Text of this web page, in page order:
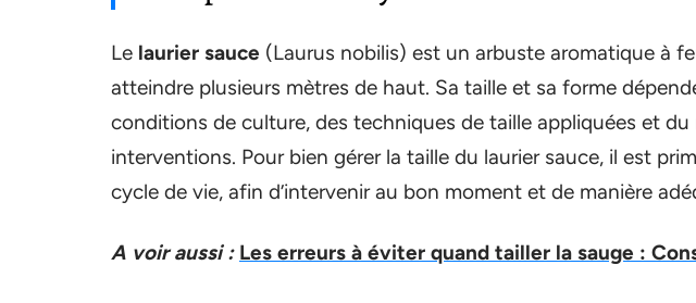
Le laurier sauce (Laurus nobilis) est un arbuste aromatique à
atteindre plusieurs mètres de haut. Sa taille et sa forme
conditions de culture, des techniques de taille appliquées et
interventions. Pour bien gérer la taille du laurier sauce, il est
cycle de vie, afin d’intervenir au bon moment et de manière
A voir aussi : Les erreurs à éviter quand tailler la sauge :